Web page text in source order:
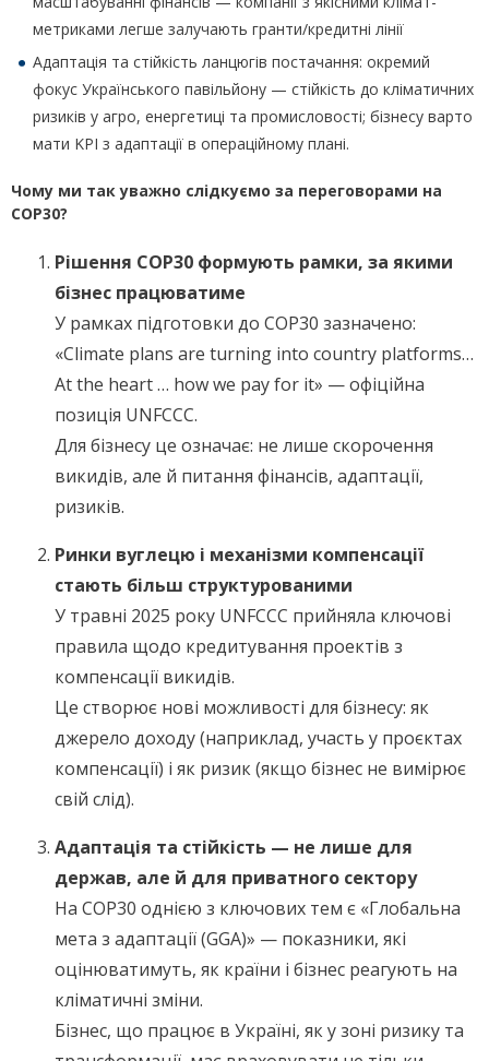
метриками легше залучають гранти/кредитні лінії
Адаптація та стійкість ланцюгів постачання: окремий
фокус Українського павільйону — стійкість до кліматичних
ризиків у агро, енергетиці та промисловості; бізнесу варто
мати KPI з адаптації в операційному плані.
Чому ми так уважно слідкуємо за переговорами на
COP30?
Рішення COP30 формують рамки, за якими
бізнес працюватиме
У рамках підготовки до COP30 зазначено:
«Climate plans are turning into country platforms…
At the heart … how we pay for it» — офіційна
позиція UNFCCC.
Для бізнесу це означає: не лише скорочення
викидів, але й питання фінансів, адаптації,
ризиків.
Ринки вуглецю і механізми компенсації
стають більш структурованими
У травні 2025 року UNFCCC прийняла ключові
правила щодо кредитування проектів з
компенсації викидів.
Це створює нові можливості для бізнесу: як
джерело доходу (наприклад, участь у проєктах
компенсації) і як ризик (якщо бізнес не вимірює
свій слід).
Адаптація та стійкість — не лише для
держав, але й для приватного сектору
На COP30 однією з ключових тем є «Глобальна
мета з адаптації (GGA)» — показники, які
оцінюватимуть, як країни і бізнес реагують на
кліматичні зміни.
Бізнес, що працює в Україні, як у зоні ризику та